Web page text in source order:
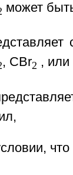
может
, CBr2 , или